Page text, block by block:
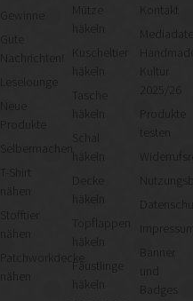
Gute
Nachrichten!
Leselounge
Neue
Produkte
Selbermachen
T-Shirt
Stofftier
Patchworkdecke
Mütze
häkeln
Kuscheltier
Tasche
häkeln
häkeln
Topflappen
häkeln
Fäustlinge
häkeln
Kontakt
Mediadaten
Kultur
2025/26
Produkte
testen